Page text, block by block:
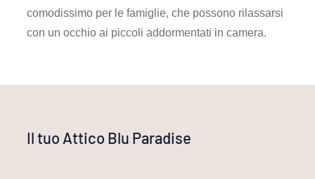
comodissimo per le famiglie, che possono rilassarsi
con un occhio ai piccoli addormentati in camera.
Il tuo Attico Blu Paradise